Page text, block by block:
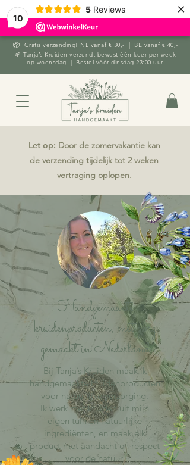
10
5 Reviews ×
📦 Gratis verzending! NL vanaf € 30,- | BE vanaf € 40,-
🌱 Tanja’s Kruiden verzendt bewust één keer per week
op woensdag | Bestel vóór dinsdag 23:00 uur.
Let op: Door de zomervakantie kan
de verzending tijdelijk tot 2 weken
vertraging oplopen.
Handgemaakte
kruidenproducten, met zorg
gemaakt in Nederland
Bij Tanja’s Kruiden maak ik
handgemaakte kruidenproducten
voor natuurlijke verzorging.
Ik werk met kruiden uit mijn
eigen tuin en natuurlijke
ingrediënten, en maak elk
product met aandacht en respect
voor de natuur.